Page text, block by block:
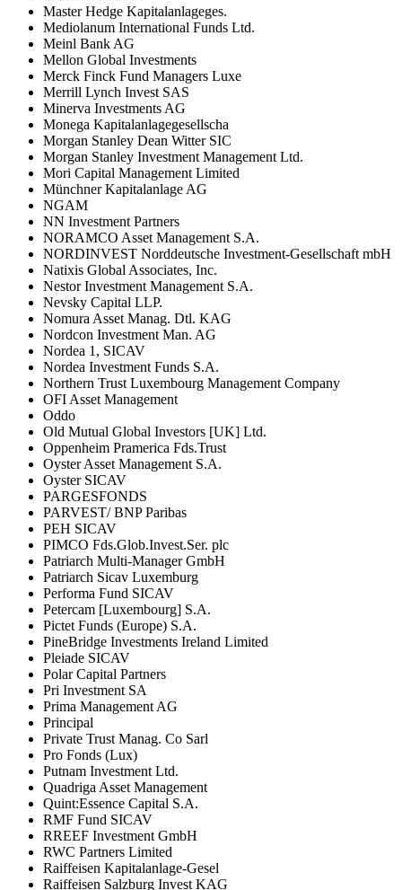
Master Hedge Kapitalanlageges.
Mediolanum International Funds Ltd.
Meinl Bank AG
Mellon Global Investments
Merck Finck Fund Managers Luxe
Merrill Lynch Invest SAS
Minerva Investments AG
Monega Kapitalanlagegesellscha
Morgan Stanley Dean Witter SIC
Morgan Stanley Investment Management Ltd.
Mori Capital Management Limited
Münchner Kapitalanlage AG
NGAM
NN Investment Partners
NORAMCO Asset Management S.A.
NORDINVEST Norddeutsche Investment-Gesellschaft mbH
Natixis Global Associates, Inc.
Nestor Investment Management S.A.
Nevsky Capital LLP.
Nomura Asset Manag. Dtl. KAG
Nordcon Investment Man. AG
Nordea 1, SICAV
Nordea Investment Funds S.A.
Northern Trust Luxembourg Management Company
OFI Asset Management
Oddo
Old Mutual Global Investors [UK] Ltd.
Oppenheim Pramerica Fds.Trust
Oyster Asset Management S.A.
Oyster SICAV
PARGESFONDS
PARVEST/ BNP Paribas
PEH SICAV
PIMCO Fds.Glob.Invest.Ser. plc
Patriarch Multi-Manager GmbH
Patriarch Sicav Luxemburg
Performa Fund SICAV
Petercam [Luxembourg] S.A.
Pictet Funds (Europe) S.A.
PineBridge Investments Ireland Limited
Pleiade SICAV
Polar Capital Partners
Pri Investment SA
Prima Management AG
Principal
Private Trust Manag. Co Sarl
Pro Fonds (Lux)
Putnam Investment Ltd.
Quadriga Asset Management
Quint:Essence Capital S.A.
RMF Fund SICAV
RREEF Investment GmbH
RWC Partners Limited
Raiffeisen Kapitalanlage-Gesel
Raiffeisen Salzburg Invest KAG